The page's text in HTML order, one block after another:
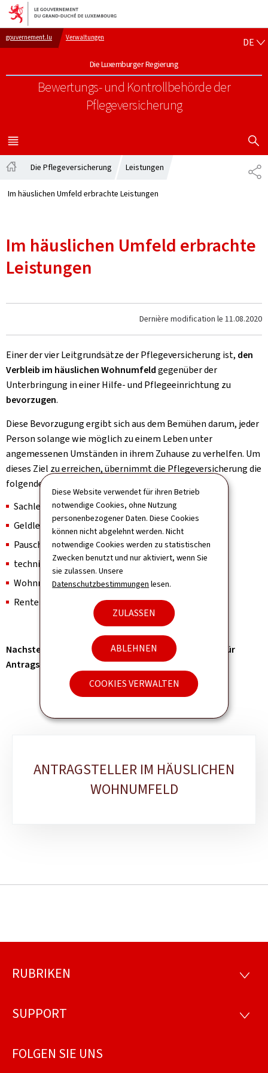
Diese Website verwendet für ihren Betrieb
notwendige Cookies, ohne Nutzung
personenbezogener Daten. Diese Cookies
können nicht abgelehnt werden. Nicht
notwendige Cookies werden zu statistischen
Zwecken benutzt und nur aktiviert, wenn Sie
sie zulassen. Unsere
Datenschutzbestimmungen lesen.
ZULASSEN
ABLEHNEN
COOKIES VERWALTEN
Zur Hauptnavigation
Zum Inhalt
gouvernement.lu Verwaltungen
Die Luxemburger Regierung
Bewertungs- und Kontrollbehörde der
Pflegeversicherung
DE
MENÜ
HAUPT-
Die Pflegeversicherung Leistungen
Im häuslichen Umfeld erbrachte Leistungen
Im häuslichen Umfeld erbrachte
Leistungen
Dernière modification le 11.08.2020
Einer der vier Leitgrundsätze der Pflegeversicherung ist, den
Verbleib im häuslichen Wohnumfeldgegenüber der
Unterbringung in einer Hilfe- und Pflegeeinrichtung zu
bevorzugen.
Diese Bevorzugung ergibt sich aus dem Bemühen darum, jeder
Person solange wie möglich zu einem Leben unter
angemessenen Umständen in ihrem Zuhause zu verhelfen. Um
dieses Ziel zu erreichen, übernimmt die Pflegeversicherung die
folgenden
Sachleistungen;
Geldleistungen;
Pauschale für Inkontinenzmaterial;
technische Hilfsmittel;
Wohnraumanpassungen;
Rentenversicherungsbeiträge der Pflegeperson.
Nachstehend finden Sie zusätzliche Informationen für
Antragsteller, die in ihrem häuslichen Umfeld leben:
ANTRAGSTELLER IM HÄUSLICHEN
WOHNUMFELD
Footer
RUBRIKEN
SUPPORT
FOLGEN SIE UNS